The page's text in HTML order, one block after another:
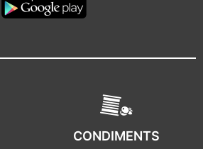
CONDIMENTS